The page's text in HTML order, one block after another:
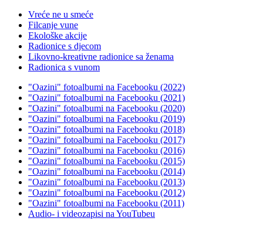
Vreće ne u smeće
Filcanje vune
Ekološke akcije
Radionice s djecom
Likovno-kreativne radionice sa ženama
Radionica s vunom
"Oazini" fotoalbumi na Facebooku (2022)
"Oazini" fotoalbumi na Facebooku (2021)
"Oazini" fotoalbumi na Facebooku (2020)
"Oazini" fotoalbumi na Facebooku (2019)
"Oazini" fotoalbumi na Facebooku (2018)
"Oazini" fotoalbumi na Facebooku (2017)
"Oazini" fotoalbumi na Facebooku (2016)
"Oazini" fotoalbumi na Facebooku (2015)
"Oazini" fotoalbumi na Facebooku (2014)
"Oazini" fotoalbumi na Facebooku (2013)
"Oazini" fotoalbumi na Facebooku (2012)
"Oazini" fotoalbumi na Facebooku (2011)
Audio- i videozapisi na YouTubeu